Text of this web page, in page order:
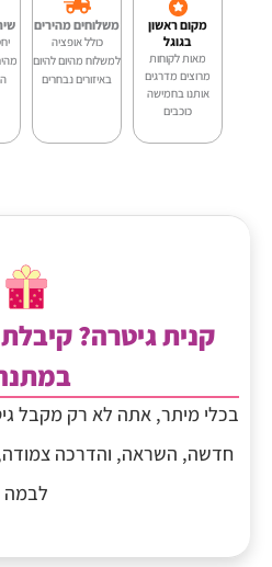
מקום ראשון
בגוגל
מאות לקוחות
מרוצים מדרגים
אותנו בחמישה
כוכבים
משלוחים מהירים
כולל אופציה
למשלוח מהיום להיום
באיזורים נבחרים
קנית גיטרה? קיבלת
בכלי מיתר, אתה לא רק מקבל
חדשה, השראה, והדרכה
לבמה